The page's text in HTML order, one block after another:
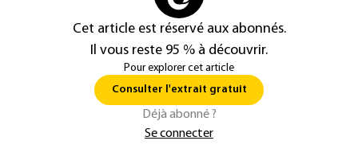
Cet article est réservé aux abonnés.
Il vous reste 95 % à découvrir.
Pour explorer cet article
Consulter l'extrait gratuit
Déjà abonné ?
Se connecter